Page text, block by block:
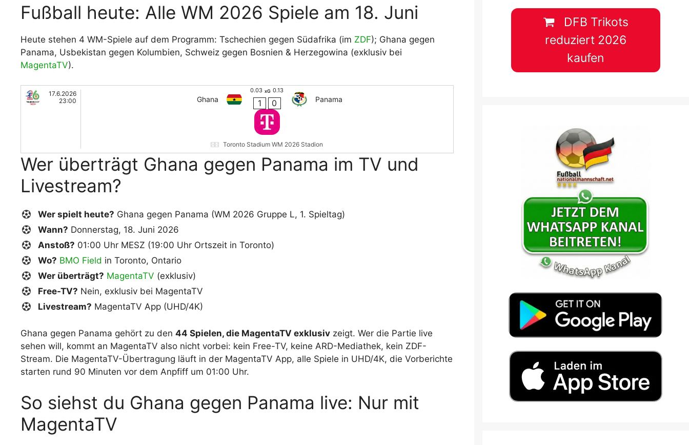
Fußball heute: Alle WM 2026 Spiele am 18. Juni
Heute stehen 4 WM-Spiele auf dem Programm: Tschechien gegen Südafrika (im ZDF); Ghana gegen
Panama, Usbekistan gegen Kolumbien, Schweiz gegen Bosnien & Herzegowina (exklusiv bei
MagentaTV).
17.6.2026
23:00
Ghana
0.03 xG 0.13
1 0 Panama
Toronto Stadium WM 2026 Stadion
Wer überträgt Ghana gegen Panama im TV und
Livestream?
Wer spielt heute? Ghana gegen Panama (WM 2026 Gruppe L, 1. Spieltag)
Wann? Donnerstag, 18. Juni 2026
Anstoß? 01:00 Uhr MESZ (19:00 Uhr Ortszeit in Toronto)
Wo? BMO Field in Toronto, Ontario
Wer überträgt? MagentaTV (exklusiv)
Free-TV? Nein, exklusiv bei MagentaTV
Livestream? MagentaTV App (UHD/4K)
Ghana gegen Panama gehört zu den 44 Spielen, die MagentaTV exklusiv zeigt. Wer die Partie live
sehen will, kommt an MagentaTV also nicht vorbei: kein Free-TV, keine ARD-Mediathek, kein ZDF-
Stream. Die MagentaTV-Übertragung läuft in der MagentaTV App, alle Spiele in UHD/4K, die Vorberichte
starten rund 90 Minuten vor dem Anpfiff um 01:00 Uhr.
So siehst du Ghana gegen Panama live: Nur mit
MagentaTV
DFB Trikots
reduziert 2026
kaufen